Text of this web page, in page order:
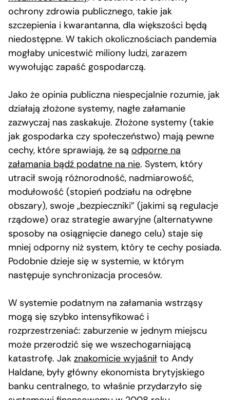
ochrony zdrowia publicznego, takie jak
szczepienia i kwarantanna, dla większości będą
niedostępne. W takich okolicznościach pandemia
mogłaby unicestwić miliony ludzi, zarazem
wywołując zapaść gospodarczą.
Jako że opinia publiczna niespecjalnie rozumie, jak
działają złożone systemy, nagłe załamanie
zazwyczaj nas zaskakuje. Złożone systemy (takie
jak gospodarka czy społeczeństwo) mają pewne
cechy, które sprawiają, że są odporne na
załamania bądź podatne na nie. System, który
utracił swoją różnorodność, nadmiarowość,
modułowość (stopień podziału na odrębne
obszary), swoje „bezpieczniki” (jakimi są regulacje
rządowe) oraz strategie awaryjne (alternatywne
sposoby na osiągnięcie danego celu) staje się
mniej odporny niż system, który te cechy posiada.
Podobnie dzieje się w systemie, w którym
następuje synchronizacja procesów.
W systemie podatnym na załamania wstrząsy
mogą się szybko intensyfikować i
rozprzestrzeniać: zaburzenie w jednym miejscu
może przerodzić się we wszechogarniającą
katastrofę. Jak znakomicie wyjaśnił to Andy
Haldane, były główny ekonomista brytyjskiego
banku centralnego, to właśnie przydarzyło się